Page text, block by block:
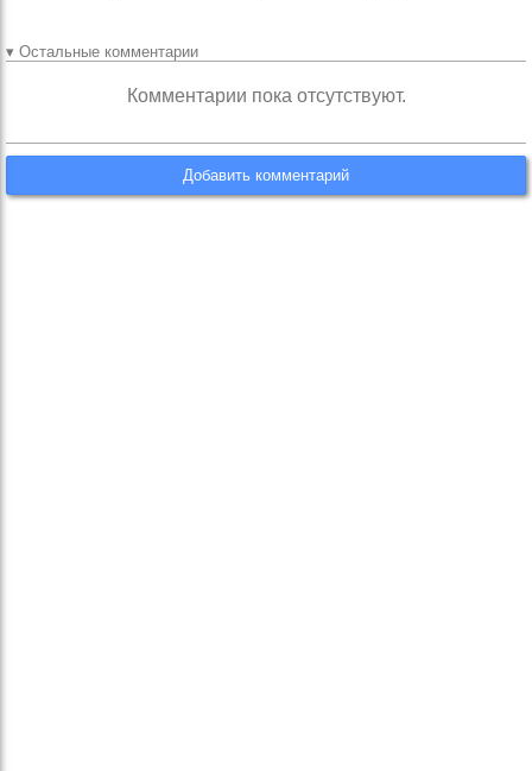
▾ Остальные комментарии
Комментарии пока отсутствуют.
Добавить комментарий